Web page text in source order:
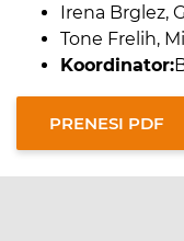
Irena Brglez,
Tone Frelih,
Koordinator: